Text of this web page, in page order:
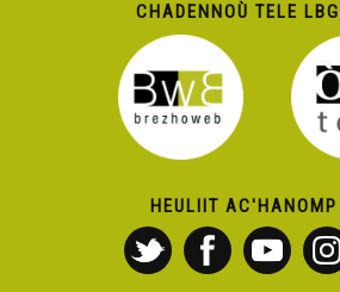
CHADENNOÙ TELE
HEULIIT AC'HANOMP